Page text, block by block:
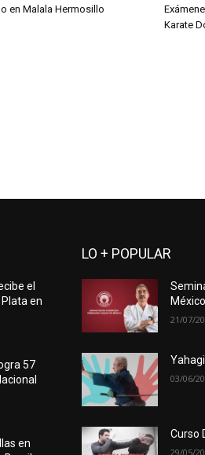
en Malala Hermosillo
Karate
el
en
57
en
LO + POPULAR
México
21/07/
03/06/
Curso
29/05/